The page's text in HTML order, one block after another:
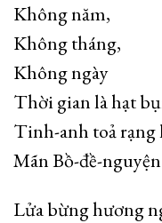
Không năm,
Không tháng,
Không ngày
Thời gian là hạt
Tinh-anh toả
Mãn Bồ-đề-
Lửa bừng hương